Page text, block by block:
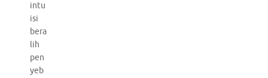
intu
isi
bera
lih
pen
yeb